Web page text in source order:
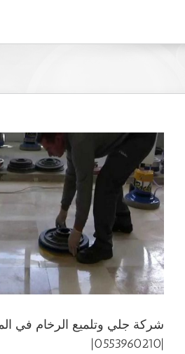
شركة جلي وتلميع الرخام في
|0553960210|